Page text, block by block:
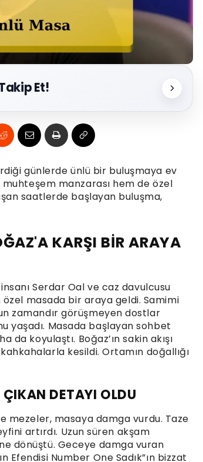
Et!
günlerde ünlü bir buluşmaya ev
muhteşem manzarası hem de özel
saatlerde başlayan buluşma,
KARŞI BİR ARAYA
Serdar Oal ve caz davulcusu
masada bir araya geldi. Samimi
zamandır görüşmeyen dostlar
yaşadı. Masada başlayan sohbet
koyulaştı. Boğaz’ın sakin akışı
kesildi. Ortamın doğallığı
ÇIKAN DETAYI OLDU
mezeler, masaya damga vurdu. Taze
artırdı. Uzun süren akşam
dönüştü. Geceye damga vuran
Efendisi Number One Sadık”ın bizzat